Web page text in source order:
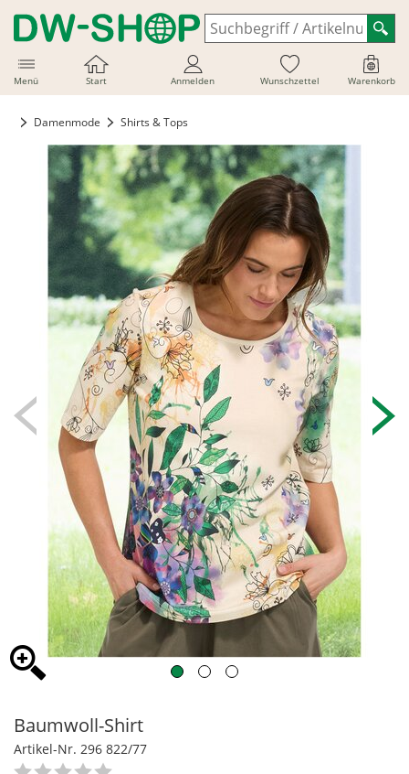
Menü Start Anmelden Wunschzettel Warenkorb
Damenmode Shirts & Tops
Baumwoll-Shirt
Artikel-Nr. 296 822/77